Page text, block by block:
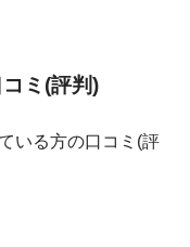
ミ(評判)
いる方の口コミ(評